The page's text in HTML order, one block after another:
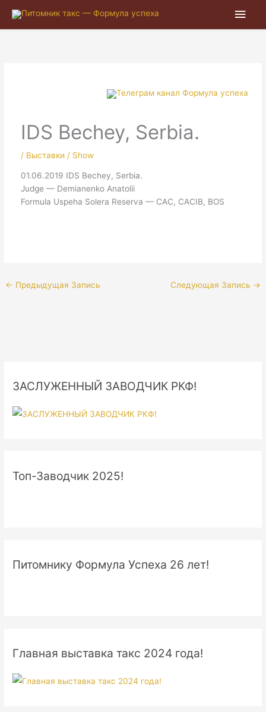
IDS Bechey, Serbia.
/ Выставки / Show
01.06.2019 IDS Bechey, Serbia.
Judge — Demianenko Anatolii
Formula Uspeha Solera Reserva — CAC, CACIB, BOS
← Предыдущая Запись Следующая Запись →
ЗАСЛУЖЕННЫЙ ЗАВОДЧИК РКФ!
Топ-Заводчик 2025!
Питомнику Формула Успеха 26 лет!
Главная выставка такс 2024 года!